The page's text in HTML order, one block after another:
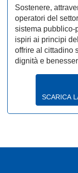
Sostenere,
operatori del
sistema pubblico-
ispiri ai principi
offrire al cittadino
dignità e
SCARICA